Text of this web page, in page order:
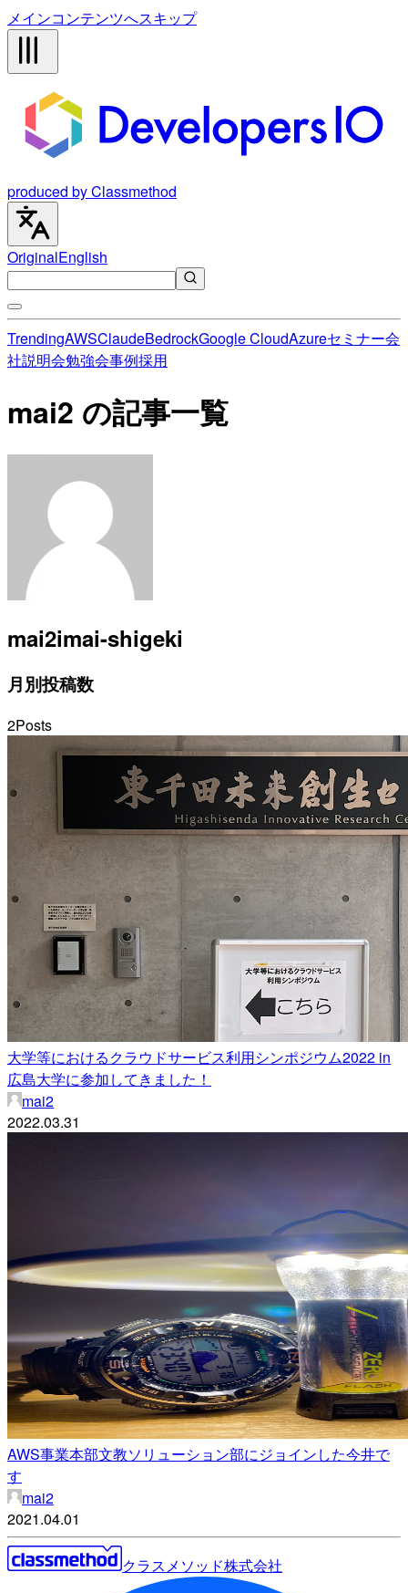
メインコンテンツへスキップ
produced by Classmethod
OriginalEnglish
TrendingAWSClaudeBedrockGoogle CloudAzureセミナー会
社説明会勉強会事例採用
mai2 の記事一覧
mai2imai-shigeki
月別投稿数
2Posts
大学等におけるクラウドサービス利用シンポジウム2022 in
広島大学に参加してきました！
mai2
2022.03.31
AWS事業本部文教ソリューション部にジョインした今井で
す
mai2
2021.04.01
クラスメソッド株式会社